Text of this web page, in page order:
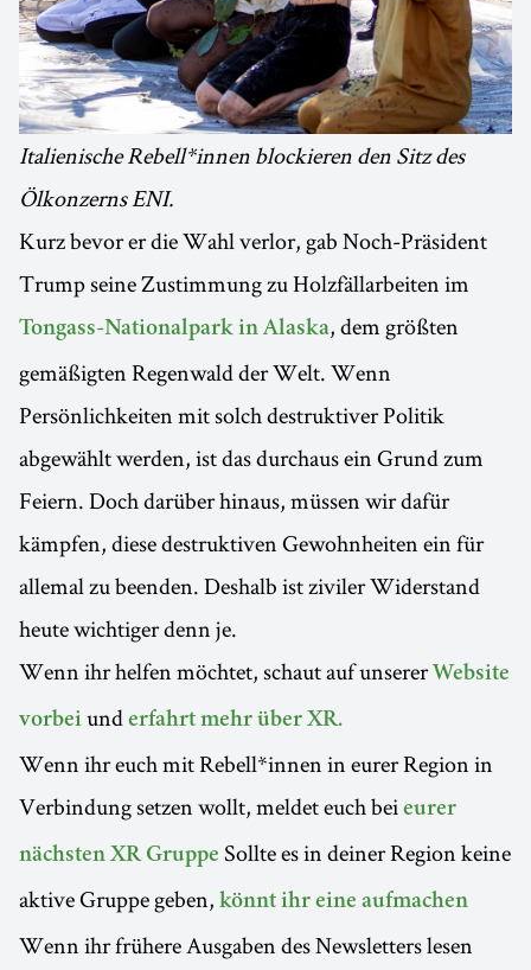
Italienische Rebell*innen blockieren den Sitz des
Ölkonzerns ENI.
Kurz bevor er die Wahl verlor, gab Noch-Präsident
Trump seine Zustimmung zu Holzfällarbeiten im
Tongass-Nationalpark in Alaska, dem größten
gemäßigten Regenwald der Welt. Wenn
Persönlichkeiten mit solch destruktiver Politik
abgewählt werden, ist das durchaus ein Grund zum
Feiern. Doch darüber hinaus, müssen wir dafür
kämpfen, diese destruktiven Gewohnheiten ein für
allemal zu beenden. Deshalb ist ziviler Widerstand
heute wichtiger denn je.
Wenn ihr helfen möchtet, schaut auf unserer Website
vorbei und erfahrt mehr über XR.
Wenn ihr euch mit Rebell*innen in eurer Region in
Verbindung setzen wollt, meldet euch bei eurer
nächsten XR Gruppe Sollte es in deiner Region keine
aktive Gruppe geben, könnt ihr eine aufmachen
Wenn ihr frühere Ausgaben des Newsletters lesen